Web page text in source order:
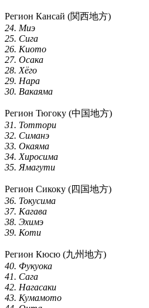
Регион Кансай (関西地方)
24. Миэ
25. Сига
26. Киото
27. Осака
28. Хёго
29. Нара
30. Вакаяма
Регион Тюгоку (中国地方)
31. Тоттори
32. Симанэ
33. Окаяма
34. Хиросима
35. Ямагути
Регион Сикоку (四国地方)
36. Токусима
37. Кагава
38. Эхимэ
39. Коти
Регион Кюсю (九州地方)
40. Фукуока
41. Сага
42. Нагасаки
43. Кумамото